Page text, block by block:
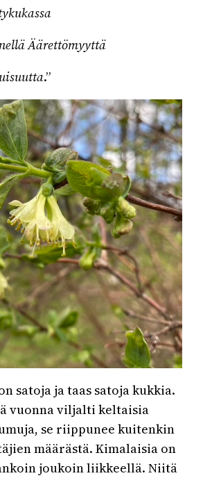
Äärettömyyttä
.”
satoja ja taas satoja kukkia.
vuonna viljalti keltaisia
se riippunee kuitenkin
määrästä. Kimalaisia on
joukoin liikkeellä. Niitä